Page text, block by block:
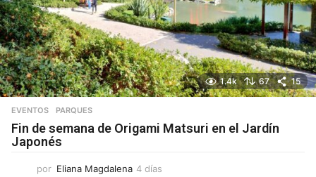
1.4k 67 15
EVENTOS ,PARQUES
Fin de semana de Origami Matsuri en el Jardín
Japonés
por Eliana Magdalena 4 días